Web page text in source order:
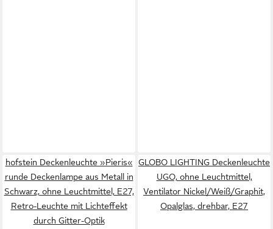
hofstein Deckenleuchte »Pieris«
runde Deckenlampe aus Metall in
Schwarz, ohne Leuchtmittel, E27,
Retro-Leuchte mit Lichteffekt
durch Gitter-Optik
GLOBO LIGHTING Deckenleuchte
UGO, ohne Leuchtmittel,
Ventilator Nickel/Weiß/Graphit,
Opalglas, drehbar, E27